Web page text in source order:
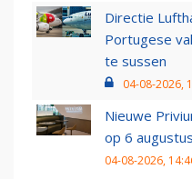
Directie
Portugese
te sussen
04-08-2026,
Nieuwe
op 6
04-08-2026,